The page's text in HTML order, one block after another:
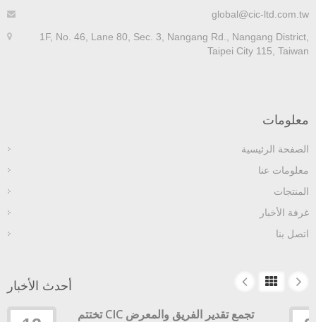
global@cic-
1F, No. 46, Lane 80, Sec. 3, Nangang Rd., Nangang
Taipei City 115,
الرئيسية
عنا
الأخبار
بنا
أحدث الأخبار
تختتم CIC تجمع تقدير الفريق والمعرض